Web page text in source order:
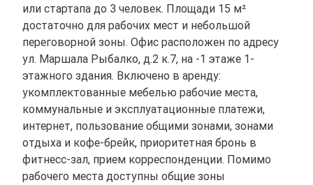
или стартапа до 3 человек. Площади 15 м²
достаточно для рабочих мест и небольшой
переговорной зоны. Офис расположен по адресу
ул. Маршала Рыбалко, д.2 к.7, на -1 этаже 1-
этажного здания. Включено в аренду:
укомплектованные мебелью рабочие места,
коммунальные и эксплуатационные платежи,
интернет, пользование общими зонами, зонами
отдыха и кофе-брейк, приоритетная бронь в
фитнесс-зал, прием корреспонденции. Помимо
рабочего места доступны общие зоны